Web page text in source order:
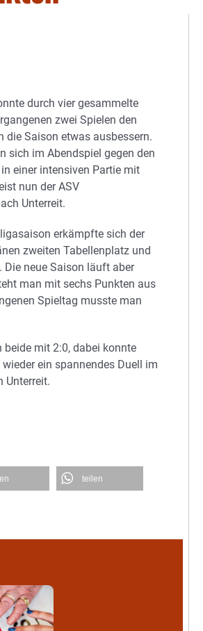
durch vier gesammelte
zwei Spielen den
die Saison etwas ausbessern.
sich im Abendspiel gegen den
einer intensiven Partie mit
nun der ASV
Unterreit.
erkämpfte sich der
zweiten Tabellenplatz und
Die neue Saison läuft aber
man mit sechs Punkten aus
Spieltag musste man
beide mit 2:0, dabei konnte
ein spannendes Duell im
Unterreit.
teilen